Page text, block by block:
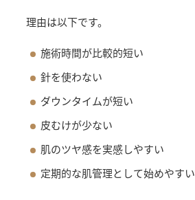
理由は以下です。
施術時間が比較的短い
針を使わない
ダウンタイムが短い
皮むけが少ない
肌のツヤ感を実感しやすい
定期的な肌管理として始めやすい